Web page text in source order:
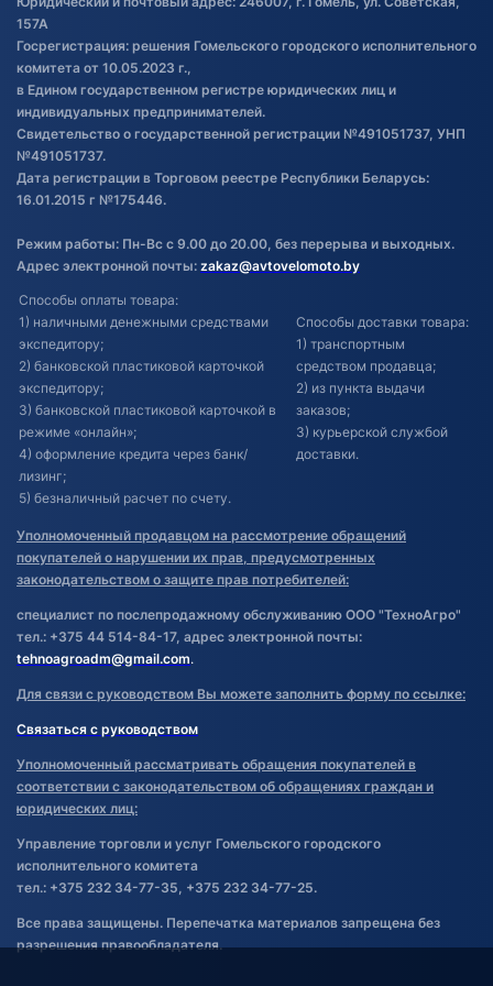
Постановка транспорта на учет
Обновления в ЭПТС 2024
157А
Госрегистрация: решения Гомельского городского исполнительного
комитета от 10.05.2023 г.,
в Едином государственном регистре юридических лиц и
индивидуальных предпринимателей.
Свидетельство о государственной регистрации №491051737, УНП
№491051737.
Дата регистрации в Торговом реестре Республики Беларусь:
16.01.2015 г №175446.
Режим работы: Пн-Вс с 9.00 до 20.00, без перерыва и выходных.
Адрес электронной почты: zakaz@avtovelomoto.by
Способы оплаты товара:
1) наличными денежными средствами
экспедитору;
2) банковской пластиковой карточкой
экспедитору;
3) банковской пластиковой карточкой в
режиме «онлайн»;
4) оформление кредита через банк/
лизинг;
5) безналичный расчет по счету.
Способы доставки товара:
1) транспортным
средством продавца;
2) из пункта выдачи
заказов;
3) курьерской службой
доставки.
Уполномоченный продавцом на рассмотрение обращений
покупателей о нарушении их прав, предусмотренных
законодательством о защите прав потребителей:
специалист по послепродажному обслуживанию ООО "ТехноАгро"
тел.: +375 44 514-84-17, адрес электронной почты:
tehnoagroadm@gmail.com.
Для связи с руководством Вы можете заполнить форму по ссылке:
Связаться с руководством
Уполномоченный рассматривать обращения покупателей в
соответствии с законодательством об обращениях граждан и
юридических лиц:
Управление торговли и услуг Гомельского городского
исполнительного комитета
тел.: +375 232 34-77-35, +375 232 34-77-25.
Все права защищены. Перепечатка материалов запрещена без
разрешения правообладателя.